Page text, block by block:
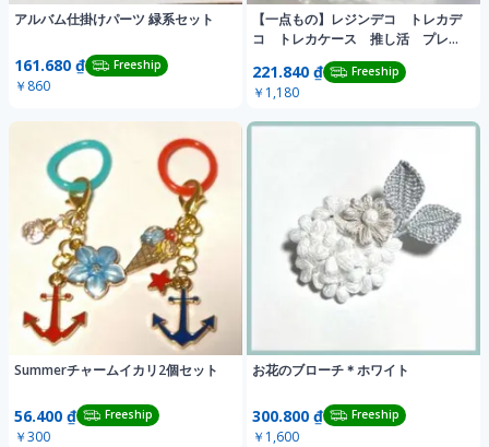
アルバム仕掛けパーツ 緑系セット
161.680 ₫ Freeship
￥860
【一点もの】レジンデコ トレカデ
コ トレカケース 推し活 プレゼ
ント 誕生日
221.840 ₫ Freeship
￥1,180
Summerチャームイカリ2個セット
56.400 ₫ Freeship
￥300
お花のブローチ＊ホワイト
300.800 ₫ Freeship
￥1,600